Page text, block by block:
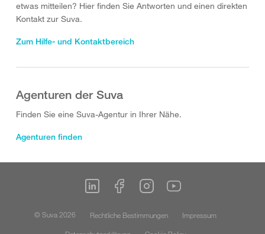
etwas mitteilen? Hier finden Sie Antworten und einen direkten
Kontakt zur Suva.
Zum Hilfe- und Kontaktbereich
Agenturen der Suva
Finden Sie eine Suva-Agentur in Ihrer Nähe.
Agenturen finden
© Suva 2026 Rechtliche Bestimmungen
Impressum